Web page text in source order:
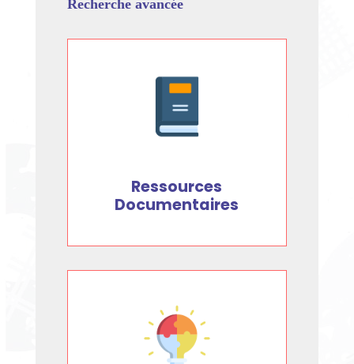
Recherche avancée
Ressources
Documentaires